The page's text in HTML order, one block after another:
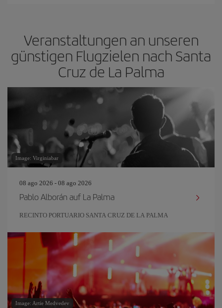
Veranstaltungen an unseren
günstigen Flugzielen nach Santa
Cruz de La Palma
Image: Virginiabar
08 ago 2026 - 08 ago 2026
Pablo Alborán auf La Palma
RECINTO PORTUARIO SANTA CRUZ DE LA PALMA
Image: Artie Medvedev